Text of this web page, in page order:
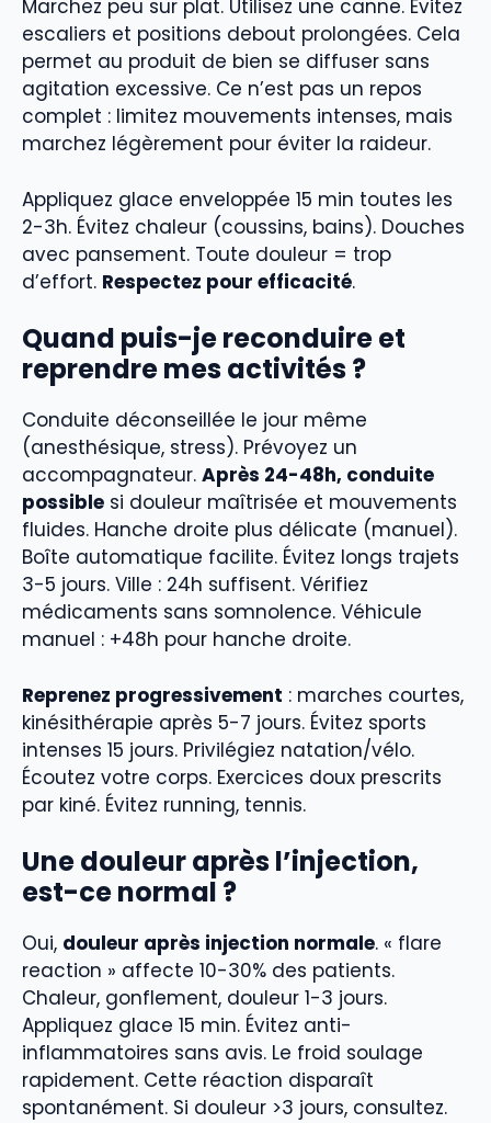
Marchez peu sur plat. Utilisez une canne. Évitez
escaliers et positions debout prolongées. Cela
permet au produit de bien se diffuser sans
agitation excessive. Ce n’est pas un repos
complet : limitez mouvements intenses, mais
marchez légèrement pour éviter la raideur.
Appliquez glace enveloppée 15 min toutes les
2-3h. Évitez chaleur (coussins, bains). Douches
avec pansement. Toute douleur = trop
d’effort. Respectez pour efficacité.
Quand puis-je reconduire et
reprendre mes activités ?
Conduite déconseillée le jour même
(anesthésique, stress). Prévoyez un
accompagnateur. Après 24-48h, conduite
possible si douleur maîtrisée et mouvements
fluides. Hanche droite plus délicate (manuel).
Boîte automatique facilite. Évitez longs trajets
3-5 jours. Ville : 24h suffisent. Vérifiez
médicaments sans somnolence. Véhicule
manuel : +48h pour hanche droite.
Reprenez progressivement : marches courtes,
kinésithérapie après 5-7 jours. Évitez sports
intenses 15 jours. Privilégiez natation/vélo.
Écoutez votre corps. Exercices doux prescrits
par kiné. Évitez running, tennis.
Une douleur après l’injection,
est-ce normal ?
Oui, douleur après injection normale. « flare
reaction » affecte 10-30% des patients.
Chaleur, gonflement, douleur 1-3 jours.
Appliquez glace 15 min. Évitez anti-
inflammatoires sans avis. Le froid soulage
rapidement. Cette réaction disparaît
spontanément. Si douleur >3 jours, consultez.